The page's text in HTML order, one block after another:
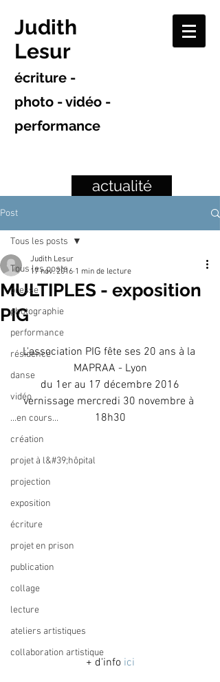
Judith
Lesur
écriture -
photo - vidéo -
performance
actualité
Post
Tous les posts
presse
photographie
performance
résidence
danse
vidéo
...en cours...
création
projet à l&#39;hôpital
projection
exposition
écriture
projet en prison
publication
collage
lecture
ateliers artistiques
collaboration artistique
Tous les posts
MULTIPLES - exposition
PIG
Judith Lesur
17 nov. 2016 1 min de lecture
L'association PIG fête ses 20 ans à la
MAPRAA - Lyon
du 1er au 17 décembre 2016
vernissage mercredi 30 novembre à
18h30
+ d'info ici